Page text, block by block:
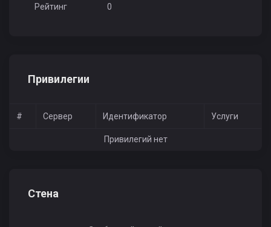
Рейтинг 0
Привилегии
# Сервер Идентификатор Услуги
Привилегий нет
Стена